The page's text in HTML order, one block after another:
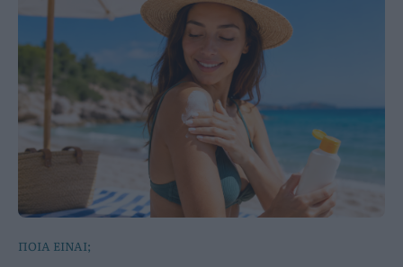
ΠΟΙΑ ΕΙΝΑΙ;